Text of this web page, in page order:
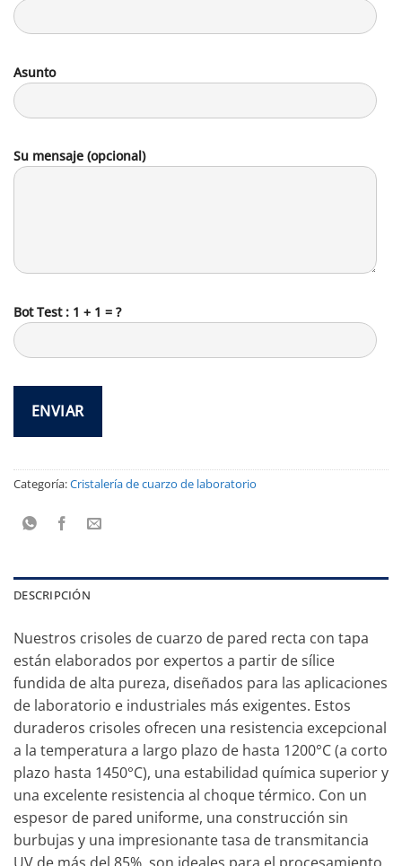
Asunto
Su mensaje (opcional)
Bot Test : 1 + 1 = ?
Categoría:Cristalería de cuarzo de laboratorio
DESCRIPCIÓN
Nuestros crisoles de cuarzo de pared recta con tapa
están elaborados por expertos a partir de sílice
fundida de alta pureza, diseñados para las aplicaciones
de laboratorio e industriales más exigentes. Estos
duraderos crisoles ofrecen una resistencia excepcional
a la temperatura a largo plazo de hasta 1200°C (a corto
plazo hasta 1450°C), una estabilidad química superior y
una excelente resistencia al choque térmico. Con un
espesor de pared uniforme, una construcción sin
burbujas y una impresionante tasa de transmitancia